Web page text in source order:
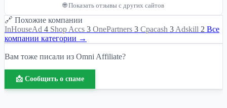
🌐 Показать отзывы с других сайтов
🔗 Похожие компании
InHouseAd 4 Shop Accs 3 OnePartners 3 Cpacash 3 Adskill 2 Все
компании категории →
Вам тоже писали из Omni Affiliate?
📩 Сообщить о спаме